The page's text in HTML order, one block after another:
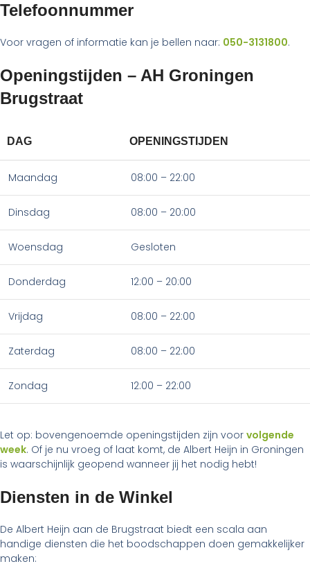
Telefoonnummer
Voor vragen of informatie kan je bellen naar: 050-3131800.
Openingstijden – AH Groningen
Brugstraat
DAG OPENINGSTIJDEN
Maandag 08:00 – 22:00
Dinsdag 08:00 – 20:00
Woensdag Gesloten
Donderdag 12:00 – 20:00
Vrijdag 08:00 – 22:00
Zaterdag 08:00 – 22:00
Zondag 12:00 – 22:00
Let op: bovengenoemde openingstijden zijn voor volgende
week. Of je nu vroeg of laat komt, de Albert Heijn in Groningen
is waarschijnlijk geopend wanneer jij het nodig hebt!
Diensten in de Winkel
De Albert Heijn aan de Brugstraat biedt een scala aan
handige diensten die het boodschappen doen gemakkelijker
maken: